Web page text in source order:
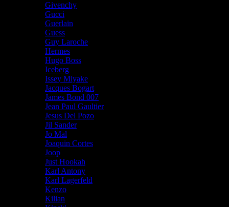
Givenchy
Gucci
Guerlain
Guess
Guy Laroche
Hermes
Hugo Boss
Iceberg
Issey Miyake
Jacques Bogart
James Bond 007
Jean Paul Gaultier
Jesus Del Pozo
Jil Sander
Jo Mal
Joaquin Cortes
Joop
Just Hookah
Karl Antony
Karl Lagerfeld
Kenzo
Kilian